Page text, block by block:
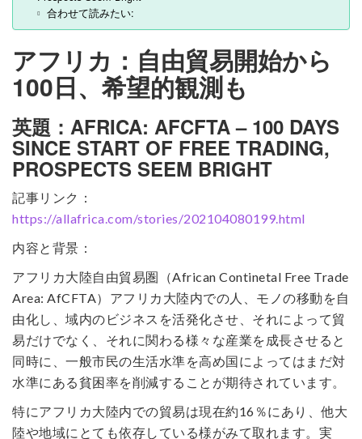
合わせて読みたい:
アフリカ：自由貿易開始から
100日、希望的観測も
英題： AFRICA: AFCFTA – 100 DAYS
SINCE START OF FREE TRADING,
PROSPECTS SEEM BRIGHT
記事リンク：
https://allafrica.com/stories/202104080199.html
内容と背景：
アフリカ大陸自由貿易圏（African Continetal Free Trade
Area: AfCFTA）アフリカ大陸内での人、モノの移動を自
由化し、域内のビジネスを活発化させ、それによって貿
易だけでなく、それに関わる様々な産業を成長させると
同時に、一般市民の生活水準を高め国によってはまだ対
水準にある貧困率を削減することが期待されています。
特にアフリカ大陸内での貿易は現在約16％にあり、他大
陸や地域にとても依存している様がみて取れます。実